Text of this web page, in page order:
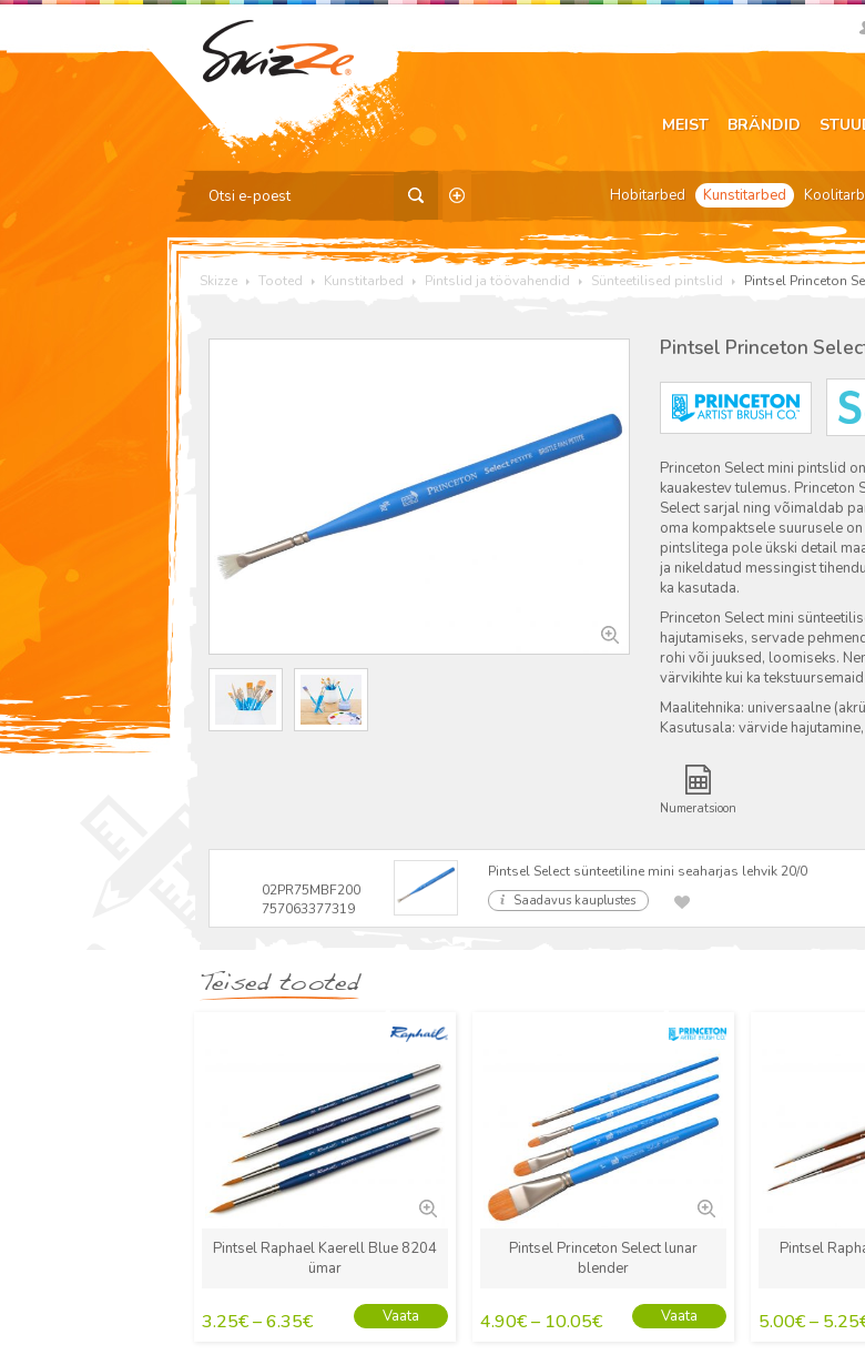
MEIST BRÄNDID
Hobitarbed Kunstitarbed
Skizze Tooted Kunstitarbed Pintslid ja töövahendid Sünteetilised pintslid Pintsel Princeton
Pintsel Princeton
Princeton Select mini pintslid
kauakestev tulemus.
Select sarjal ning võimaldab
oma kompaktsele suurusele
pintslitega pole ükski detail
ja nikeldatud messingist
ka kasutada.
Princeton Select mini
hajutamiseks, servade
rohi või juuksed, loomiseks.
värvikihte kui ka
Maalitehnika: universaalne
Kasutusala: värvide
Numeratsioon
02PR75MBF200
757063377319
Pintsel Select sünteetiline mini seaharjas lehvik 20/0
Saadavus kauplustes
Teised tooted
Pintsel Raphael Kaerell Blue 8204
ümar
3.25€–6.35€ Vaata
Pintsel Princeton Select lunar
blender
4.90€– 10.05€ Vaata
Pintsel
5.00€– 5.25